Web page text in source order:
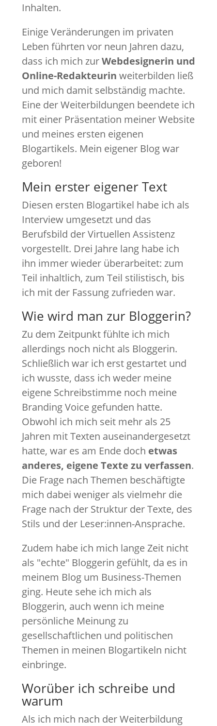
Inhalten.
Einige Veränderungen im privaten
Leben führten vor neun Jahren dazu,
dass ich mich zurWebdesignerin und
Online-Redakteurin weiterbilden ließ
und mich damit selbständig machte.
Eine der Weiterbildungen beendete ich
mit einer Präsentation meiner Website
und meines ersten eigenen
Blogartikels. Mein eigener Blog war
geboren!
Mein erster eigener Text
Diesen ersten Blogartikel habe ich als
Interview umgesetzt und das
Berufsbild der Virtuellen Assistenz
vorgestellt. Drei Jahre lang habe ich
ihn immer wieder überarbeitet: zum
Teil inhaltlich, zum Teil stilistisch, bis
ich mit der Fassung zufrieden war.
Wie wird man zur Bloggerin?
Zu dem Zeitpunkt fühlte ich mich
allerdings noch nicht als Bloggerin.
Schließlich war ich erst gestartet und
ich wusste, dass ich weder meine
eigene Schreibstimme noch meine
Branding Voice gefunden hatte.
Obwohl ich mich seit mehr als 25
Jahren mit Texten auseinandergesetzt
hatte, war es am Ende doch etwas
anderes, eigene Texte zu verfassen.
Die Frage nach Themen beschäftigte
mich dabei weniger als vielmehr die
Frage nach der Struktur der Texte, des
Stils und der Leser:innen-Ansprache.
Zudem habe ich mich lange Zeit nicht
als "echte" Bloggerin gefühlt, da es in
meinem Blog um Business-Themen
ging. Heute sehe ich mich als
Bloggerin, auch wenn ich meine
persönliche Meinung zu
gesellschaftlichen und politischen
Themen in meinen Blogartikeln nicht
einbringe.
Worüber ich schreibe und
warum
Als ich mich nach der Weiterbildung